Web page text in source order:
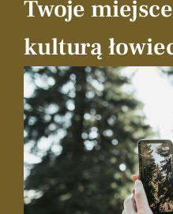
Twoje
kulturą